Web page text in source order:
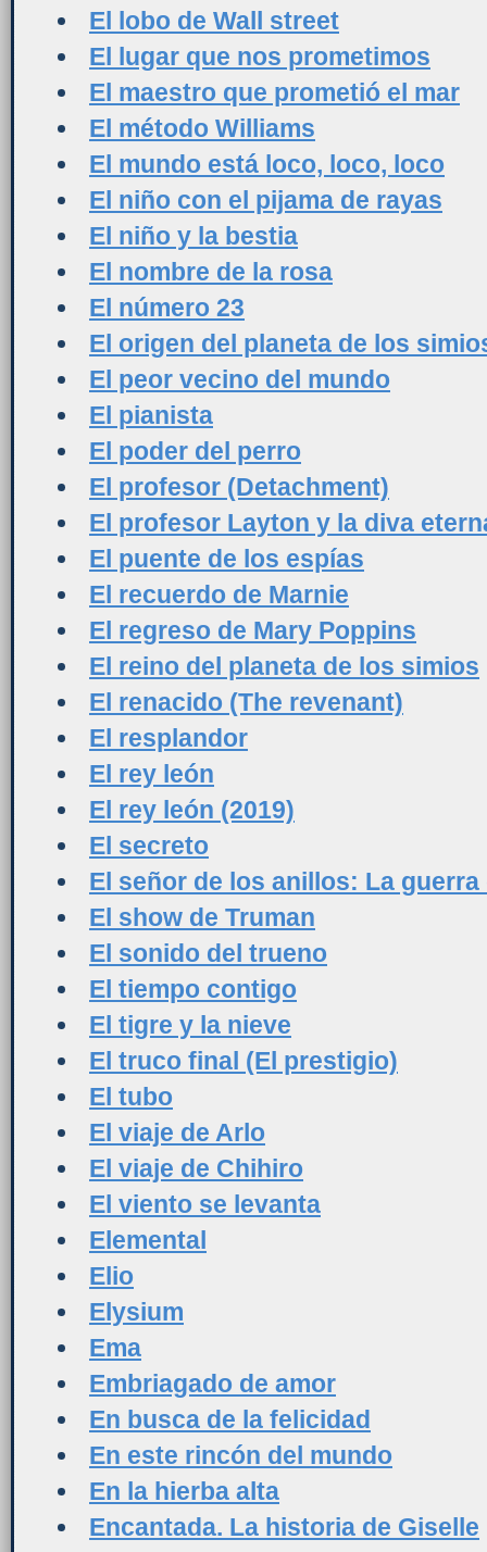
El lobo de Wall street
El lugar que nos prometimos
El maestro que prometió el mar
El método Williams
El mundo está loco, loco, loco
El niño con el pijama de rayas
El niño y la bestia
El nombre de la rosa
El número 23
El origen del planeta de los
El peor vecino del mundo
El pianista
El poder del perro
El profesor (Detachment)
El profesor Layton y la diva
El puente de los espías
El recuerdo de Marnie
El regreso de Mary Poppins
El reino del planeta de los simios
El renacido (The revenant)
El resplandor
El rey león
El rey león (2019)
El secreto
El señor de los anillos: La
El show de Truman
El sonido del trueno
El tiempo contigo
El tigre y la nieve
El truco final (El prestigio)
El tubo
El viaje de Arlo
El viaje de Chihiro
El viento se levanta
Elemental
Elio
Elysium
Ema
Embriagado de amor
En busca de la felicidad
En este rincón del mundo
En la hierba alta
Encantada. La historia de Giselle